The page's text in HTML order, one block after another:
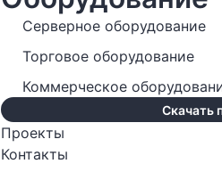
Серверное оборудование
Торговое оборудование
Коммерческое
Скачать
Проекты
Контакты